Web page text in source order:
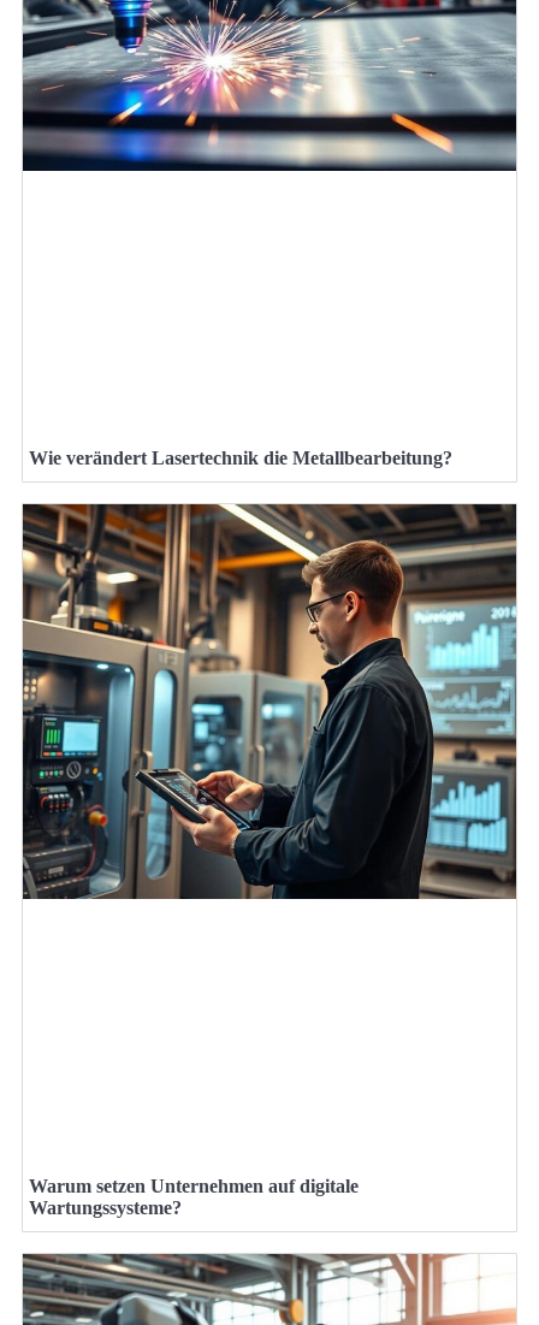
Wie verändert Lasertechnik die Metallbearbeitung?
Warum setzen Unternehmen auf digitale
Wartungssysteme?